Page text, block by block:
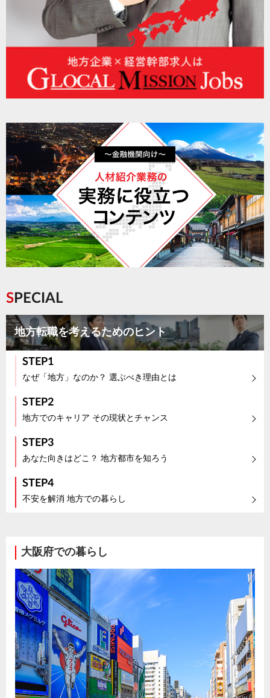
SPECIAL
地方転職を考えるためのヒント
STEP1
なぜ「地方」なのか？ 選ぶべき理由とは
STEP2
地方でのキャリア その現状とチャンス
STEP3
あなた向きはどこ？ 地方都市を知ろう
STEP4
不安を解消 地方での暮らし
大阪府での暮らし